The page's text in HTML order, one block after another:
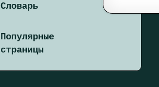
Словарь
Популярные
страницы